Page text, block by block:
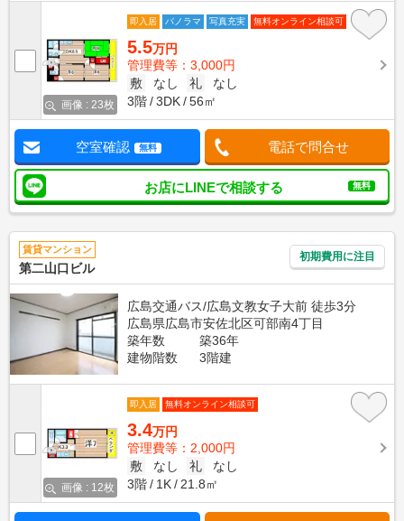
画像 : 23枚
即入居 パノラマ 写真充実 無料オンライン相談可
5.5万円
管理費等：3,000円
敷
なし 礼
なし
3階
3DK 56㎡
空室確認 無料 電話で問合せ
お店にLINEで相談する 無料
賃貸マンション
第二山口ビル
初期費用に注目
広島交通バス/広島文教女子大前 徒歩3分
広島県広島市安佐北区可部南4丁目
築年数
築36年
建物階数
3階建
画像 : 12枚
即入居 無料オンライン相談可
3.4万円
管理費等：2,000円
敷
なし 礼
なし
3階
1K 21.8㎡